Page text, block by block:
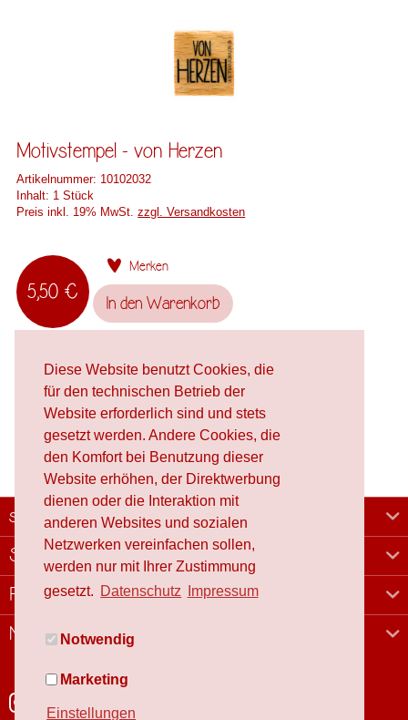
Diese Website benutzt Cookies, die
für den technischen Betrieb der
Website erforderlich sind und stets
gesetzt werden. Andere Cookies, die
den Komfort bei Benutzung dieser
Website erhöhen, der Direktwerbung
dienen oder die Interaktion mit
anderen Websites und sozialen
Netzwerken vereinfachen sollen,
werden nur mit Ihrer Zustimmung
gesetzt. Datenschutz Impressum
Notwendig
Marketing
Einstellungen
Motivstempel - von Herzen
Artikelnummer: 10102032
Inhalt: 1 Stück
Preis inkl. 19% MwSt.zzgl. Versandkosten
5,50 €
Merken
In den Warenkorb
schafproduction
Shop
Rechtliches
Newsletter